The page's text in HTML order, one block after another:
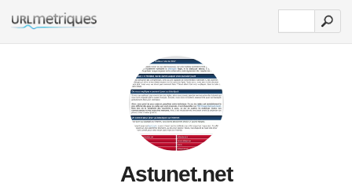
Astunet.net